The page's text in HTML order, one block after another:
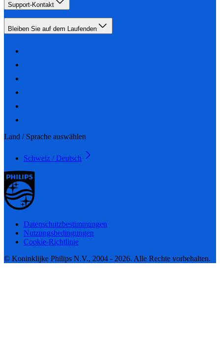
Support-Kontakt
Bleiben Sie auf dem Laufenden
Land / Sprache auswählen
Schweiz / Deutsch
Datenschutzbestimmungen
Nutzungsbedingungen
Cookie-Richtlinie
© Koninklijke Philips N.V., 2004 - 2026. Alle Rechte vorbehalten.